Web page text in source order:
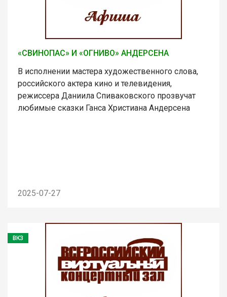
«СВИНОПАС» И «ОГНИВО» АНДЕРСЕНА
В исполнении мастера художественного слова,
российского актера кино и телевидения,
режиссера Даниила Спиваковского прозвучат
любимые сказки Ганса Христиана Андерсена
2025-07-27
ВКЗ